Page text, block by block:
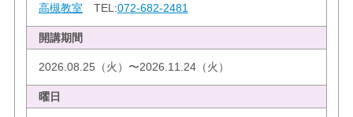
高槻教室 TEL:072-682-2481
開講期間
2026.08.25（火）〜2026.11.24（火）
曜日